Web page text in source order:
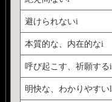
避けられないi
本質的な、内在的なi
呼び起こす、祈願するi
明快な、わかりやすいl